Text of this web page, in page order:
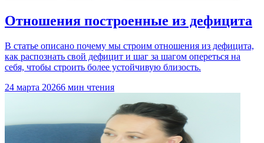
Отношения построенные из дефицита
В статье описано почему мы строим отношения из дефицита,
как распознать свой дефицит и шаг за шагом опереться на
себя, чтобы строить более устойчивую близость.
24 марта 20266 мин чтения